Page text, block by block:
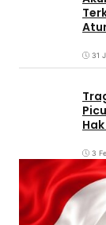
31
3